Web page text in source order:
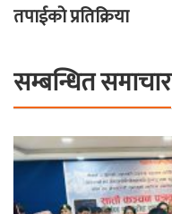
तपाईको प्रतिक्रिया
सम्बन्धित समाचार